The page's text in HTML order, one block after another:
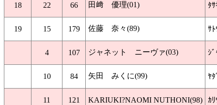
18 22 66 田﨑 優理(01) ﾀ
19 15 179 佐藤 奈々(89) ｻﾄ
4 107 ジャネット ニーヴァ(03) ｼ
10 84 矢田 みくに(99) ﾔﾀ
11 121 KARIUKI?NAOMI NUTHONI(98) ｶ